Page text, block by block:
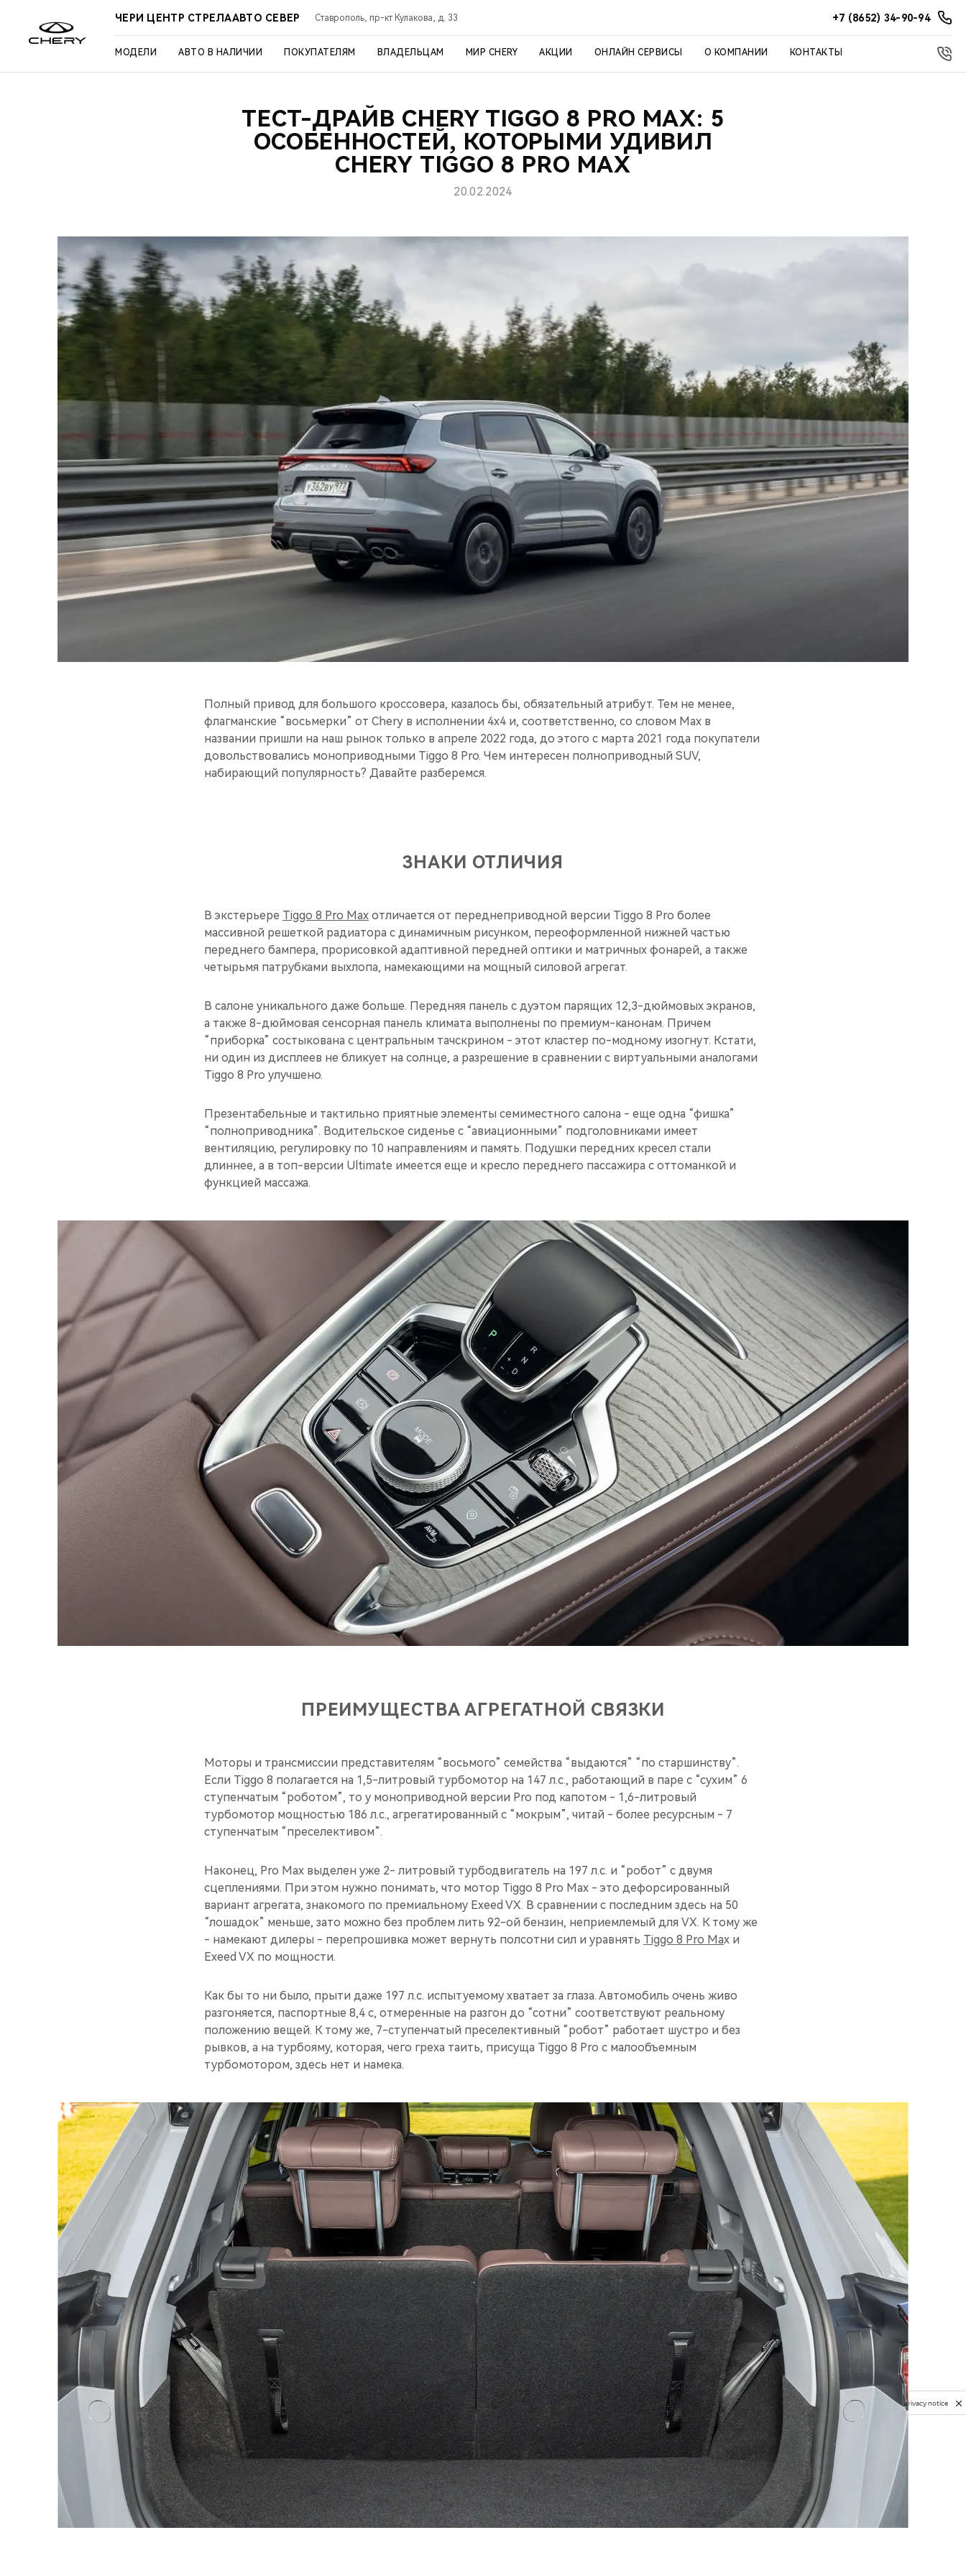
ЧЕРИ ЦЕНТР СТРЕЛААВТО СЕВЕР Ставрополь, пр-кт Кулакова, д. 33 +7 (8652) 34-90-94
МОДЕЛИ АВТО В НАЛИЧИИ ПОКУПАТЕЛЯМ ВЛАДЕЛЬЦАМ МИР CHERY АКЦИИ ОНЛАЙН СЕРВИСЫ О КОМПАНИИ КОНТАКТЫ
ТЕСТ-ДРАЙВ CHERY TIGGO 8 PRO MAX: 5
ОСОБЕННОСТЕЙ, КОТОРЫМИ УДИВИЛ
CHERY TIGGO 8 PRO MAX
20.02.2024
Полный привод для большого кроссовера, казалось бы, обязательный атрибут. Тем не менее,
флагманские “восьмерки” от Chery в исполнении 4х4 и, соответственно, со словом Max в
названии пришли на наш рынок только в апреле 2022 года, до этого с марта 2021 года покупатели
довольствовались моноприводными Tiggo 8 Pro. Чем интересен полноприводный SUV,
набирающий популярность? Давайте разберемся.
ЗНАКИ ОТЛИЧИЯ
В экстерьере Tiggo 8 Pro Maх отличается от переднеприводной версии Tiggo 8 Pro более
массивной решеткой радиатора с динамичным рисунком, переоформленной нижней частью
переднего бампера, прорисовкой адаптивной передней оптики и матричных фонарей, а также
четырьмя патрубками выхлопа, намекающими на мощный силовой агрегат.
В салоне уникального даже больше. Передняя панель с дуэтом парящих 12,3-дюймовых экранов,
а также 8-дюймовая сенсорная панель климата выполнены по премиум-канонам. Причем
“приборка” состыкована с центральным тачскрином - этот кластер по-модному изогнут. Кстати,
ни один из дисплеев не бликует на солнце, а разрешение в сравнении с виртуальными аналогами
Tiggo 8 Pro улучшено.
Презентабельные и тактильно приятные элементы семиместного салона - еще одна “фишка”
“полноприводника”. Водительское сиденье с “авиационными” подголовниками имеет
вентиляцию, регулировку по 10 направлениям и память. Подушки передних кресел стали
длиннее, а в топ-версии Ultimate имеется еще и кресло переднего пассажира с оттоманкой и
функцией массажа.
ПРЕИМУЩЕСТВА АГРЕГАТНОЙ СВЯЗКИ
Моторы и трансмиссии представителям “восьмого” семейства “выдаются” “по старшинству”.
Если Tiggo 8 полагается на 1,5-литровый турбомотор на 147 л.с., работающий в паре с “сухим” 6
ступенчатым “роботом”, то у моноприводной версии Pro под капотом - 1,6-литровый
турбомотор мощностью 186 л.с., агрегатированный с “мокрым”, читай - более ресурсным - 7
ступенчатым “преселективом”.
Наконец, Pro Max выделен уже 2- литровый турбодвигатель на 197 л.с. и “робот” с двумя
сцеплениями. При этом нужно понимать, что мотор Tiggo 8 Pro Maх - это дефорсированный
вариант агрегата, знакомого по премиальному Exeed VX. В сравнении с последним здесь на 50
“лошадок” меньше, зато можно без проблем лить 92-ой бензин, неприемлемый для VX. К тому же
- намекают дилеры - перепрошивка может вернуть полсотни сил и уравнять Tiggo 8 Pro Maх и
Exeed VX по мощности.
Как бы то ни было, прыти даже 197 л.с. испытуемому хватает за глаза. Автомобиль очень живо
разгоняется, паспортные 8,4 с, отмеренные на разгон до “сотни” соответствуют реальному
положению вещей. К тому же, 7-ступенчатый преселективный “робот” работает шустро и без
рывков, а на турбояму, которая, чего греха таить, присуща Tiggo 8 Pro с малообъемным
турбомотором, здесь нет и намека.
Privacy notice